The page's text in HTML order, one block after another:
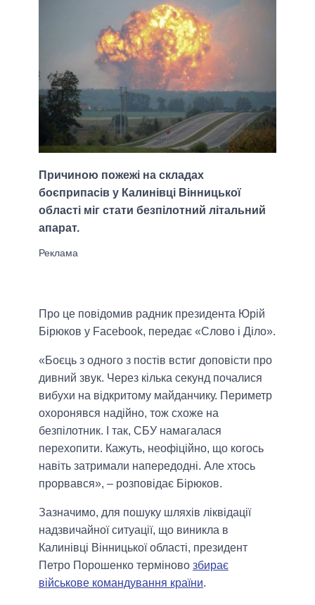
Причиною пожежі на складах
боєприпасів у Калинівці Вінницької
області міг стати безпілотний літальний
апарат.
Про це повідомив радник президента Юрій
Бірюков у Facebook, передає «Слово і Діло».
«Боєць з одного з постів встиг доповісти про
дивний звук. Через кілька секунд почалися
вибухи на відкритому майданчику. Периметр
охоронявся надійно, тож схоже на
безпілотник. І так, СБУ намагалася
перехопити. Кажуть, неофіційно, що когось
навіть затримали напередодні. Але хтось
прорвався», – розповідає Бірюков.
Зазначимо, для пошуку шляхів ліквідації
надзвичайної ситуації, що виникла в
Калинівці Вінницької області, президент
Петро Порошенко терміново збирає
військове командування країни.